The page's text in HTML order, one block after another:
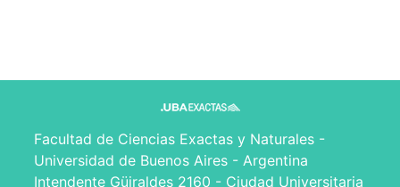
Facultad de Ciencias Exactas y Naturales -
Universidad de Buenos Aires - Argentina
Intendente Güiraldes 2160 - Ciudad Universitaria